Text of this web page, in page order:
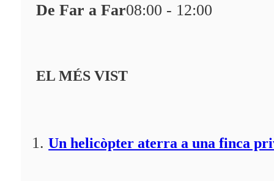
De Far a Far08:00 - 12:00
EL MÉS VIST
Un helicòpter aterra a una finca